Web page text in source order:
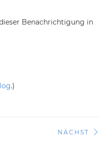
Benachrichtigung in
.)
NÄCHST